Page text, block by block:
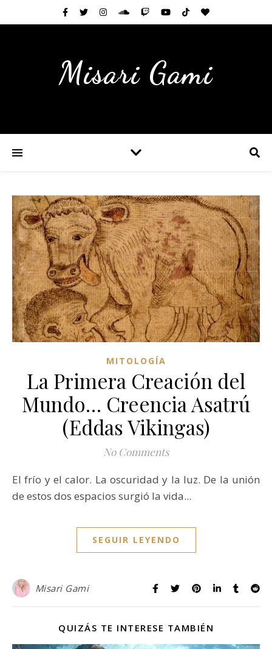
Misari Gami
MITOLOGÍA
La Primera Creación del
Mundo… Creencia Asatrú
(Eddas Vikingas)
No Comments
El frío y el calor. La oscuridad y la luz. De la unión
de estos dos espacios surgió la vida...
SEGUIR LEYENDO
Misari Gami
QUIZÁS TE INTERESE TAMBIÉN